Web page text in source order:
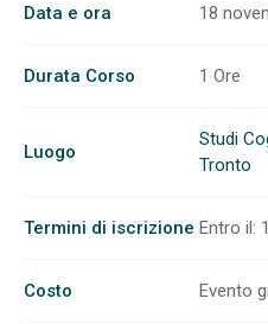
Data e ora 18
Durata Corso 1 Ore
Luogo
Studi
Tronto
Termini di iscrizione Entro il:
Costo Evento